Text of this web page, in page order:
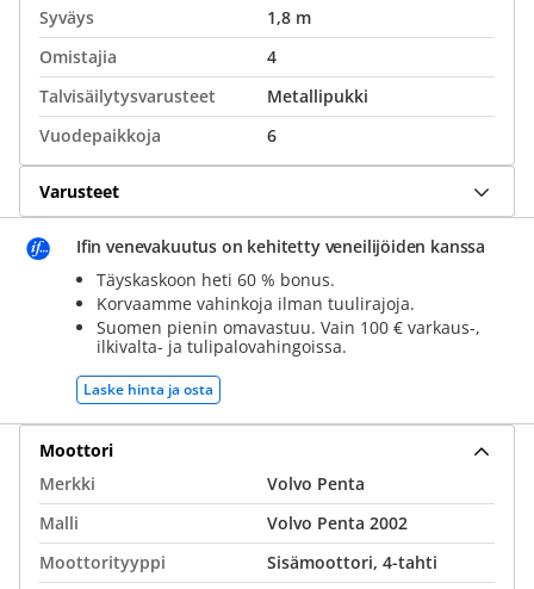
Syväys
1,8 m
Omistajia
4
Talvisäilytysvarusteet
Metallipukki
Vuodepaikkoja
6
Varusteet
Ifin venevakuutus on kehitetty veneilijöiden kanssa
Täyskaskoon heti 60 % bonus.
Korvaamme vahinkoja ilman tuulirajoja.
Suomen pienin omavastuu. Vain 100 € varkaus-,
ilkivalta- ja tulipalovahingoissa.
Laske hinta ja osta
Moottori
Merkki
Volvo Penta
Malli
Volvo Penta 2002
Moottorityyppi
Sisämoottori, 4-tahti